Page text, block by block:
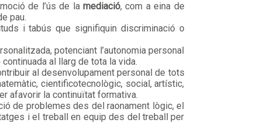
de l’ús de la mediació, com a eina de
pau.
i tabús que signifiquin discriminació o
potenciant l’autonomia personal
al llarg de tota la vida.
al desenvolupament personal de tots
cientificotecnològic, social, artístic,
afavorir la continuïtat formativa.
de problemes des del raonament lògic, el
i el treball en equip des del treball per